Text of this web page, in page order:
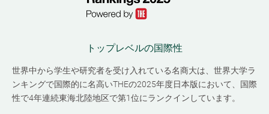
トップレベルの国際性
世界中から学生や研究者を受け入れている名商大は、世界大学ラ
ンキングで国際的に名高いTHEの2025年度日本版において、国際
性で4年連続東海北陸地区で第1位にランクインしています。